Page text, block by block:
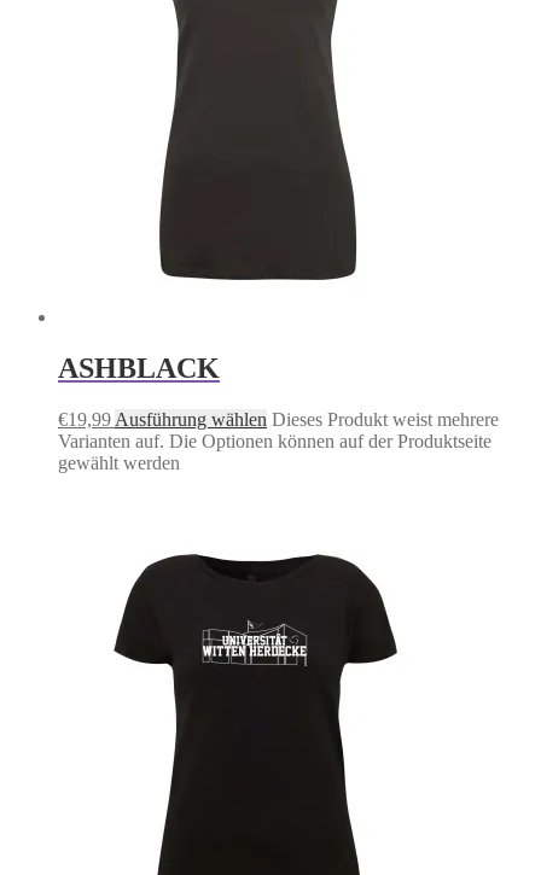
ASHBLACK
€19,99 Ausführung wählen Dieses Produkt weist mehrere
Varianten auf. Die Optionen können auf der Produktseite
gewählt werden